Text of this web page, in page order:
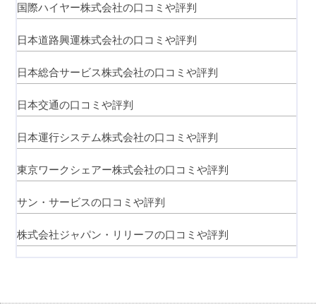
国際ハイヤー株式会社の口コミや評判
日本道路興運株式会社の口コミや評判
日本総合サービス株式会社の口コミや評判
日本交通の口コミや評判
日本運行システム株式会社の口コミや評判
東京ワークシェアー株式会社の口コミや評判
サン・サービスの口コミや評判
株式会社ジャパン・リリーフの口コミや評判